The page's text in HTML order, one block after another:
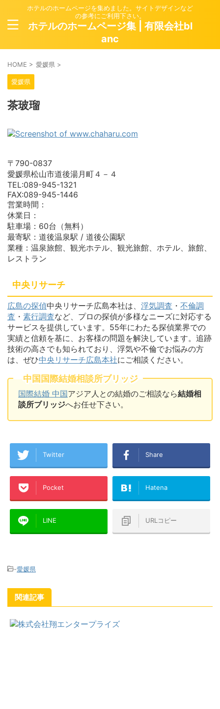
ホテルのホームページを集めました。サイトデザインなど
の参考にご利用下さい。
ホテルのホームページ集 | 有限会社bl
anc
HOME > 愛媛県 >
愛媛県
茶玻瑠
〒790-0837
愛媛県松山市道後湯月町４－４
TEL:089-945-1321
FAX:089-945-1446
営業時間：
休業日：
駐車場：60台（無料）
最寄駅：道後温泉駅 / 道後公園駅
業種：温泉旅館、観光ホテル、観光旅館、ホテル、旅館、
レストラン
中央リサーチ
広島の探偵中央リサーチ広島本社は、 浮気調査 ・ 不倫調
査 ・ 素行調査など、プロの探偵が多様なニーズに対応する
サービスを提供しています。55年にわたる探偵業界での
実績と信頼を基に、お客様の問題を解決しています。追跡
技術の高さでも知られており、浮気や不倫でお悩みの方
は、ぜひ中央リサーチ広島本社にご相談ください。
中国国際結婚相談所ブリッジ
国際結婚 中国アジア人との結婚のご相談なら結婚相
談所ブリッジへお任せ下さい。
Twitter Share
Pocket Hatena
LINE URLコピー
-愛媛県
関連記事